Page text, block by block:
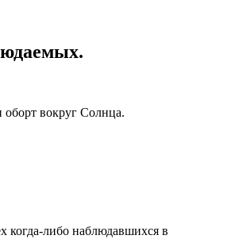
вокруг Солнца.
когда-либо наблюдавшихся в